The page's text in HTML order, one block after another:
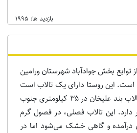
بازدید ها: 1995
توابع بخش جوادآباد شهرستان ورامین
است. این روستا دارای یک تالاب است
به نام بنده علیخان،تالاب بند علیخان در ۳۵ کیلومتری جنوب
دارد. این تالاب فصلی، در فصول گرم
درآمده و گاهی خشک می‌شود اما در